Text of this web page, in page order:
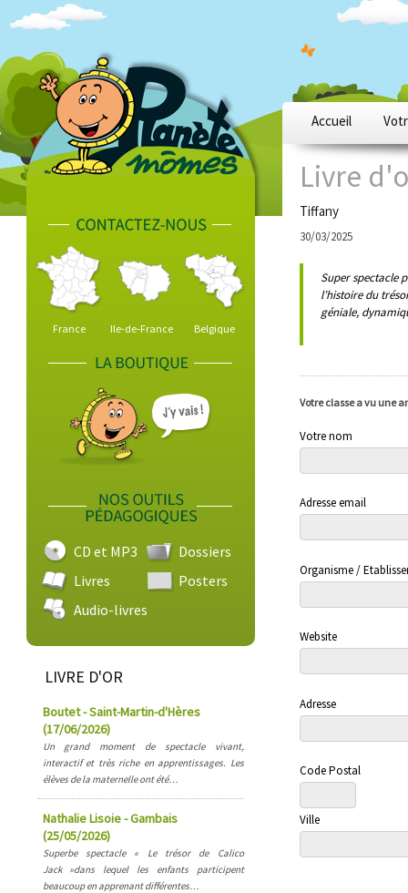
Accueil
Livre
Tiffany
30/03/2025
Super spectacle
l’histoire du
géniale,
Votre classe a vu une
Votre nom
Adresse email
Organisme /
Website
Adresse
Code Postal
Ville
France Ile-de-France Belgique
CD et MP3
Dossiers
Livres
Posters
Audio-livres
LIVRE D'OR
Boutet - Saint-Martin-d'Hères
(17/06/2026)
Un grand moment de spectacle vivant,
interactif et très riche en apprentissages. Les
élèves de la maternelle ont été…
Nathalie Lisoie - Gambais
(25/05/2026)
Superbe spectacle « Le trésor de Calico
Jack »dans lequel les enfants participent
beaucoup en apprenant différentes…